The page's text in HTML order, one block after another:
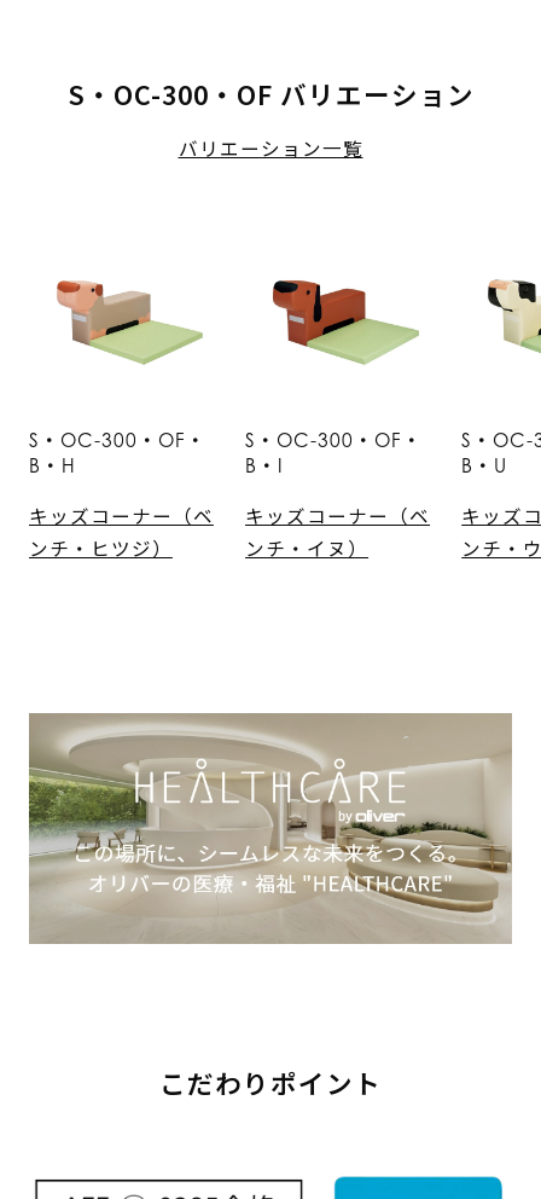
S・OC-300・OF バリエーション
バリエーション一覧
S・OC-300・OF・
B・H
キッズコーナー（ベ
ンチ・ヒツジ）
S・OC-300・OF・
B・I
キッズコーナー（ベ
ンチ・イヌ）
S・OC-
B・U
キッズ
ンチ・
こだわりポイント